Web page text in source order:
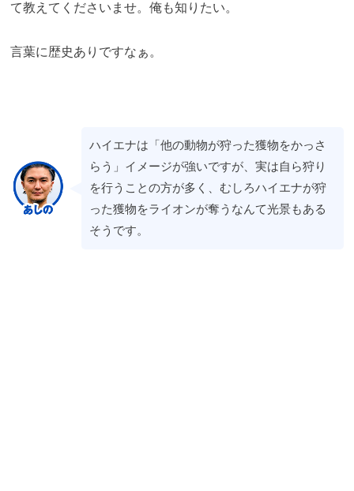
て教えてくださいませ。俺も知りたい。
言葉に歴史ありですなぁ。
ハイエナは「他の動物が狩った獲物をかっさ
らう」イメージが強いですが、実は自ら狩り
を行うことの方が多く、むしろハイエナが狩
った獲物をライオンが奪うなんて光景もある
そうです。